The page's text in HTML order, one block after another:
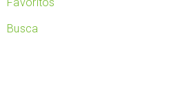
Busca